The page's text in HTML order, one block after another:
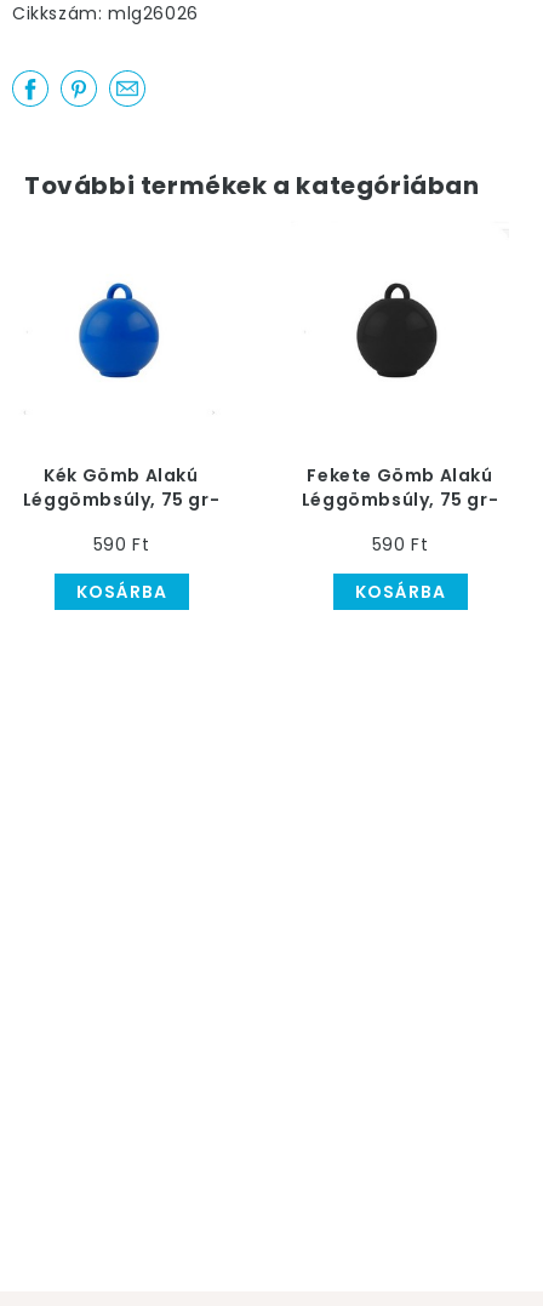
Cikkszám: mlg26026
További termékek a kategóriában
Kék Gömb Alakú
Léggömbsúly, 75 gr-
590 Ft
KOSÁRBA
Fekete Gömb Alakú
Léggömbsúly, 75 gr-
590 Ft
KOSÁRBA